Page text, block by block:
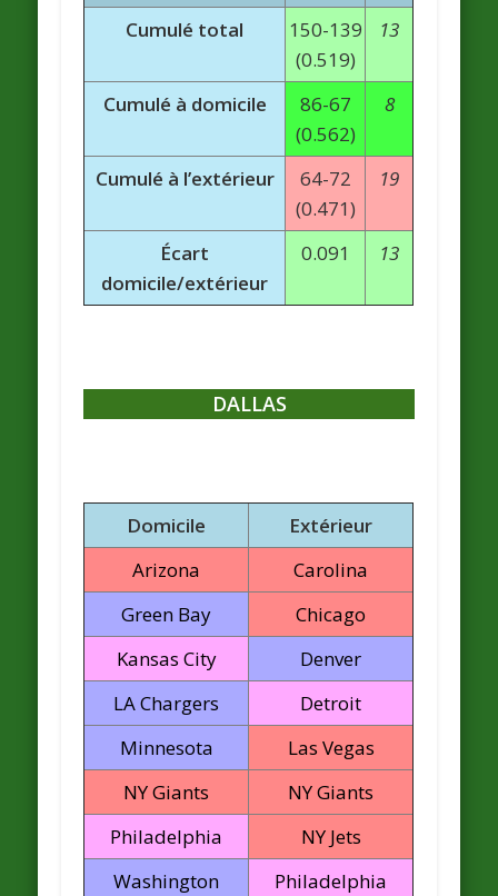
Cumulé total
150-139
(0.519)
13
Cumulé à domicile
86-67
(0.562)
8
Cumulé à l’extérieur
64-72
(0.471)
19
Écart
domicile/extérieur
0.091 13
DALLAS
Domicile
Extérieur
Arizona
Carolina
Green Bay
Chicago
Kansas City
Denver
LA Chargers
Detroit
Minnesota
Las Vegas
NY Giants
NY Giants
Philadelphia
NY Jets
Washington
Philadelphia